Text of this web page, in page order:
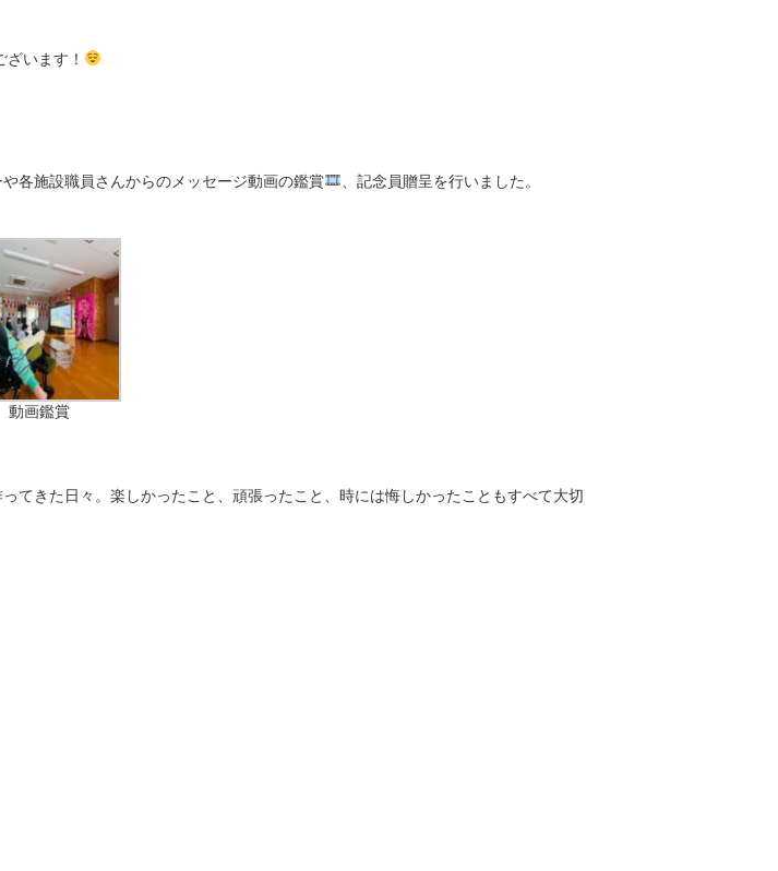
います！
各施設職員さんからのメッセージ動画の鑑賞 、記念員贈呈を行いました。
動画鑑賞
てきた日々。楽しかったこと、頑張ったこと、時には悔しかったこともすべて大切